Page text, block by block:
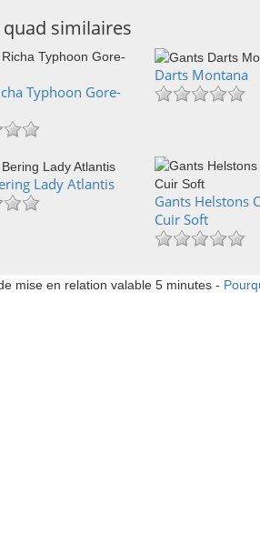
quad similaires
Typhoon Gore-
Darts Montana
Lady Atlantis
Gants Helstons
Cuir Soft
mise en relation valable 5 minutes -